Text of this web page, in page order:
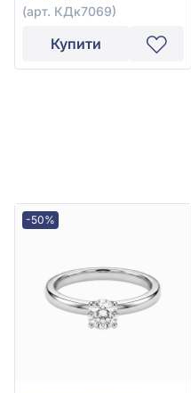
(арт. КДк7069)
Купити
-50%